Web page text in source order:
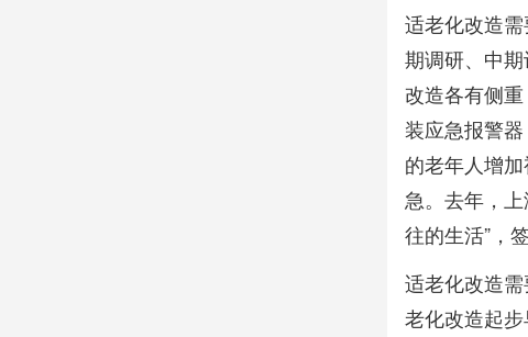
适老化改造
期调研、中
改造各有侧
装应急报警
的老年人增
急。去年，
往的生活”，
适老化改造
老化改造起